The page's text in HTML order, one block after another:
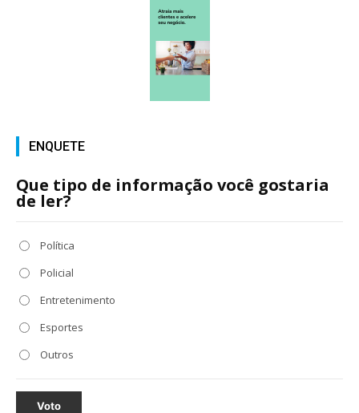
ENQUETE
Que tipo de informação você gostaria
de ler?
Política
Policial
Entretenimento
Esportes
Outros
Voto